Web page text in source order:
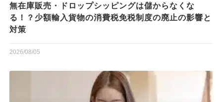
無在庫販売・ドロップシッピングは儲からなくな
る！？少額輸入貨物の消費税免税制度の廃止の影響と
対策
2026/08/05